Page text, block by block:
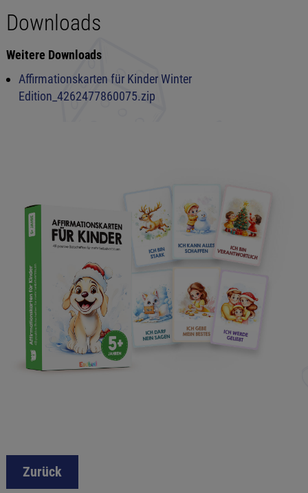
Downloads
Weitere Downloads
Affirmationskarten für Kinder Winter
Edition_4262477860075.zip
Zurück